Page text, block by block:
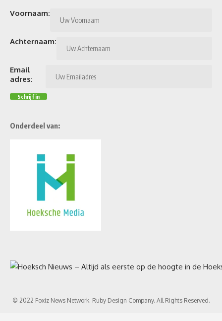
Voornaam:
Achternaam:
Email
adres:
Onderdeel van:
© 2022 Foxiz News Network. Ruby Design Company. All Rights Reserved.